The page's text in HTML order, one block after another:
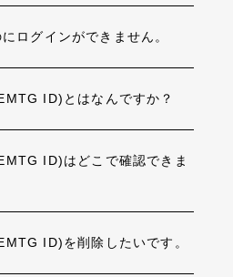
ログインができません。
ID)とはなんですか？
ID)はどこで確認できま
ID)を削除したいです。